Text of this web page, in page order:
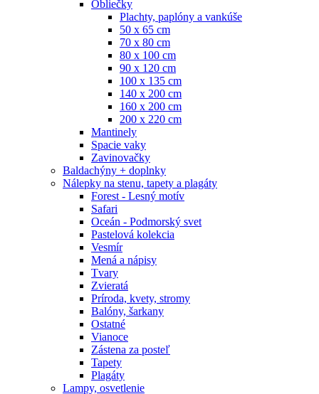
Obliečky
Plachty, paplóny a vankúše
50 x 65 cm
70 x 80 cm
80 x 100 cm
90 x 120 cm
100 x 135 cm
140 x 200 cm
160 x 200 cm
200 x 220 cm
Mantinely
Spacie vaky
Zavinovačky
Baldachýny + doplnky
Nálepky na stenu, tapety a plagáty
Forest - Lesný motív
Safari
Oceán - Podmorský svet
Pastelová kolekcia
Vesmír
Mená a nápisy
Tvary
Zvieratá
Príroda, kvety, stromy
Balóny, šarkany
Ostatné
Vianoce
Zástena za posteľ
Tapety
Plagáty
Lampy, osvetlenie